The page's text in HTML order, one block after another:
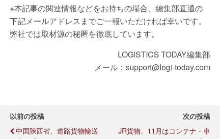
※本記事の関連情報などをお持ちの場合、編集部直通の
下記メールアドレスまでご一報いただければ幸いです。
弊社では取材源の秘匿を徹底しています。
LOGISTICS TODAY編集部
メール：support@logi-today.com
以前の投稿
中国陝西省、道路貨物輸送
次の投稿
JR貨物、11月はコンテナ・車